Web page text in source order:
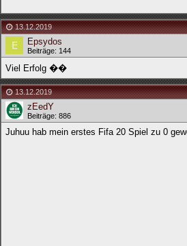
13.12.2019
Epsydos
Beiträge: 144
Viel Erfolg ��
13.12.2019
zEedY
Beiträge: 886
Juhuu hab mein erstes Fifa 20 Spiel zu 0